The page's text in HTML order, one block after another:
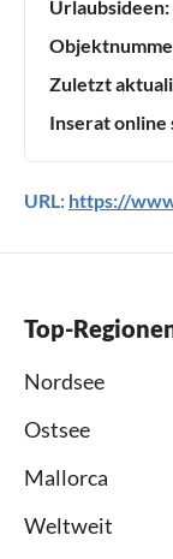
Urlaubsideen:
Zuletzt
Inserat online
URL: https://
Top-
Nordsee
Ostsee
Mallorca
Weltweit